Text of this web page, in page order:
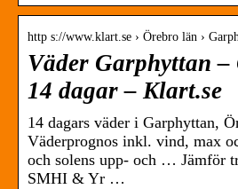
http s://www.klart.se › Örebro län ›
Väder Garphyttan
14 dagar – Klart.se
14 dagars väder i Garphyttan,
Väderprognos inkl. vind, max
och solens upp- och … Jämför
SMHI & Yr …